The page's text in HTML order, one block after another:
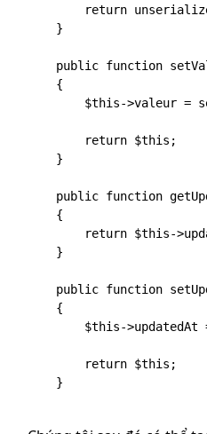
return
    }
public function
    {
$this->valeur =
        return $this;
    }
public function
    {
return $this-
    }
public function
    {
$this->updatedAt
        return $this;
    }